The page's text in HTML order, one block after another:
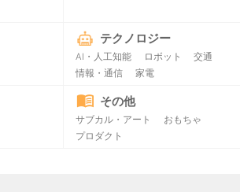
テクノロジー
AI・人工知能 ロボット
交通
情報・通信
家電
その他
サブカル・アート
おもちゃ
プロダクト